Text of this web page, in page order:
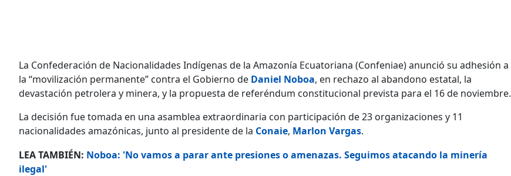
La Confederación de Nacionalidades Indígenas de la Amazonía Ecuatoriana (Confeniae) anunció su adhesión a
la “movilización permanente” contra el Gobierno de Daniel Noboa, en rechazo al abandono estatal, la
devastación petrolera y minera, y la propuesta de referéndum constitucional prevista para el 16 de noviembre.
La decisión fue tomada en una asamblea extraordinaria con participación de 23 organizaciones y 11
nacionalidades amazónicas, junto al presidente de la Conaie, Marlon Vargas.
LEA TAMBIÉN: Noboa: 'No vamos a parar ante presiones o amenazas. Seguimos atacando la minería
ilegal'